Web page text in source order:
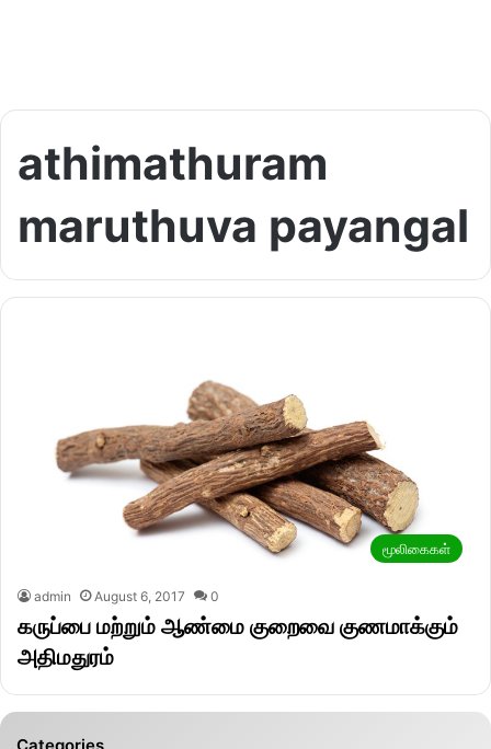
athimathuram
maruthuva payangal
மூலிகைகள்
admin August 6, 2017 0
கருப்பை மற்றும் ஆண்மை குறைவை குணமாக்கும்
அதிமதுரம்